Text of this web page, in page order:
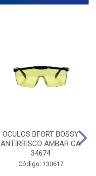
OCULOS BFORT BOSSY
ANTIRRISCO AMBAR CA
34674
Código: 130617